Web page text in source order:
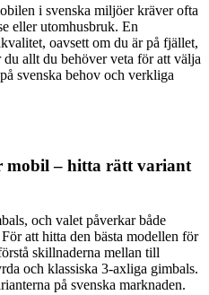
i svenska miljöer kräver ofta
eller utomhusbruk. En
oavsett om du är på fjället,
du allt du behöver veta för att välja
svenska behov och verkliga
mobil – hitta rätt variant
och valet påverkar både
att hitta den bästa modellen för
skillnaderna mellan till
och klassiska 3-axliga gimbals.
på svenska marknaden.